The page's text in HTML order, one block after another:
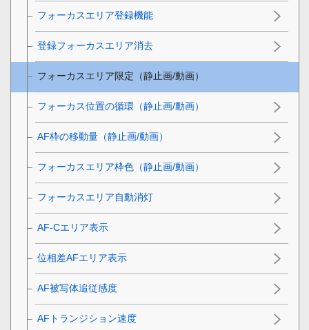
フォーカスエリア登録機能
登録フォーカスエリア消去
フォーカスエリア限定 （静止画/動画）
フォーカス位置の循環 （静止画/動画）
AF枠の移動量 （静止画/動画）
フォーカスエリア枠色 （静止画/動画）
フォーカスエリア自動消灯
AF-Cエリア表示
位相差AFエリア表示
AF被写体追従感度
AFトランジション速度